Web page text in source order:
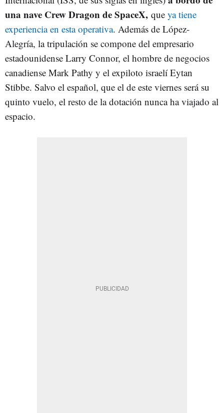
una nave Crew Dragon de SpaceX, que ya tiene
experiencia en esta operativa. Además de López-
Alegría, la tripulación se compone del empresario
estadounidense Larry Connor, el hombre de negocios
canadiense Mark Pathy y el expiloto israelí Eytan
Stibbe. Salvo el español, que el de este viernes será su
quinto vuelo, el resto de la dotación nunca ha viajado al
espacio.